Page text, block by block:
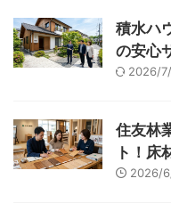
積水ハ
の安心
2026/
住友林
ト！床
2026/